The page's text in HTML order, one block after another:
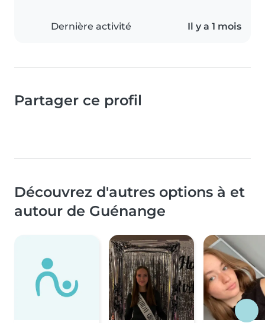
Dernière activité Il y a 1 mois
Partager ce profil
Découvrez d'autres options à et
autour de Guénange